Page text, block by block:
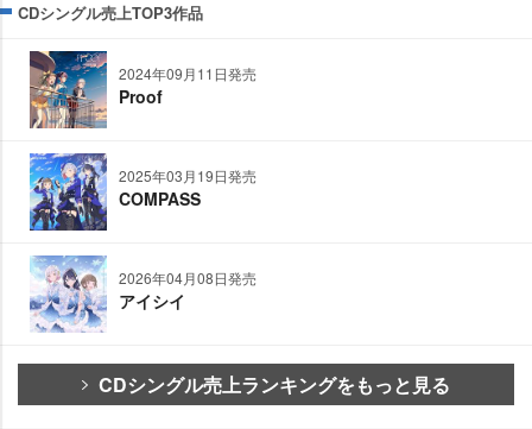
CDシングル売上TOP3作品
2024年09月11日発売
Proof
2025年03月19日発売
COMPASS
2026年04月08日発売
アイシイ
CDシングル売上ランキングをもっと見る